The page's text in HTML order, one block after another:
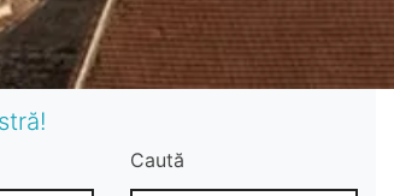
Caută